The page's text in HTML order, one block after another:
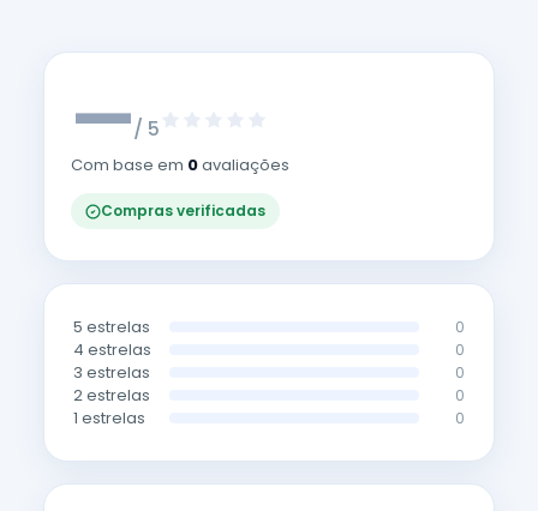
—/ 5
Com base em 0avaliações
Compras verificadas
5 estrelas 0
4 estrelas 0
3 estrelas 0
2 estrelas 0
1 estrelas 0